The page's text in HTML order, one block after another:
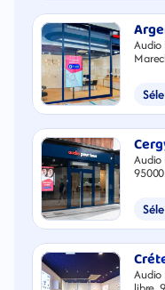
Audio
Audio
Audio